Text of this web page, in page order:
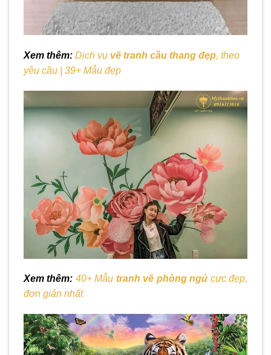
Xem thêm: Dịch vụ vẽ tranh cầu thang đẹp, theo
yêu cầu | 39+ Mẫu đẹp
Xem thêm: 40+ Mẫu tranh vẽ phòng ngủ cực đẹp,
đơn giản nhất